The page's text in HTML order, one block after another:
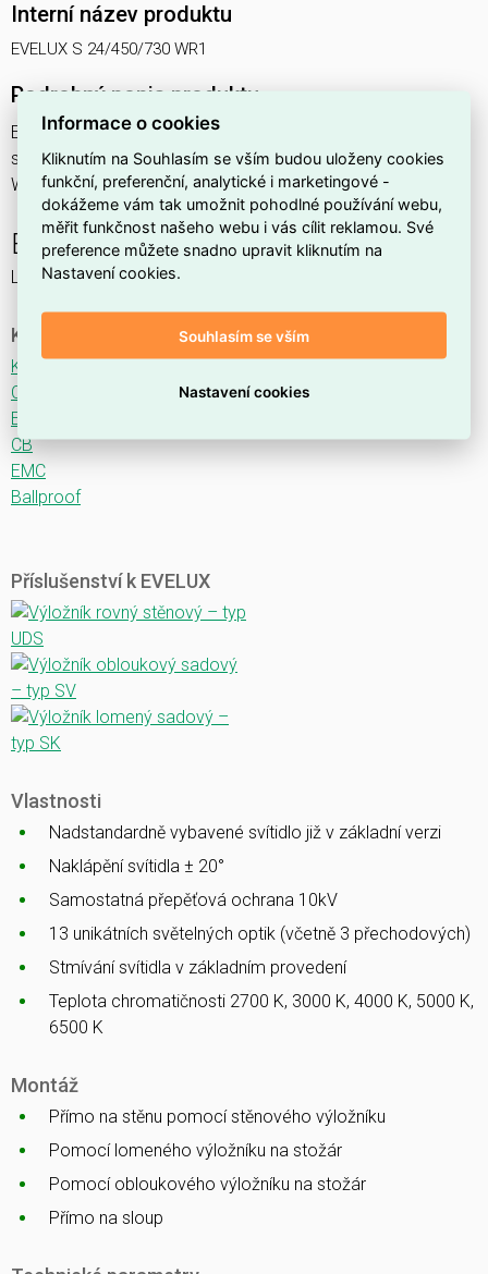
Interní název produktu
EVELUX S 24/450/730 WR1
Podrobný popis produktu
EVELUX S 24/450/730 WR1 39W IP66
svítidlo pouliční s modulem LED, spektrum 730A3, optika
WR1 (Wide Road TYPE II/III)
EVELUX
LED svítidlo pro osvětlení komunikací.
Ke stažení
Katalogový list
CE
ENEC
CB
EMC
Ballproof
Příslušenství k EVELUX
Vlastnosti
Nadstandardně vybavené svítidlo již v základní verzi
Naklápění svítidla ± 20°
Samostatná přepěťová ochrana 10kV
13 unikátních světelných optik (včetně 3 přechodových)
Stmívání svítidla v základním provedení
Teplota chromatičnosti 2700 K, 3000 K, 4000 K, 5000 K,
6500 K
Montáž
Přímo na stěnu pomocí stěnového výložníku
Pomocí lomeného výložníku na stožár
Pomocí obloukového výložníku na stožár
Přímo na sloup
Informace o cookies
Kliknutím na Souhlasím se vším budou uloženy cookies
funkční, preferenční, analytické i marketingové -
dokážeme vám tak umožnit pohodlné používání webu,
měřit funkčnost našeho webu i vás cílit reklamou. Své
preference můžete snadno upravit kliknutím na
Nastavení cookies.
Souhlasím se vším
Nastavení cookies